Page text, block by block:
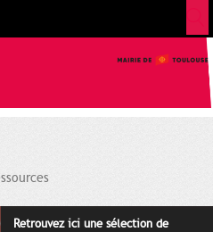
Retrouvez ici une sélection de